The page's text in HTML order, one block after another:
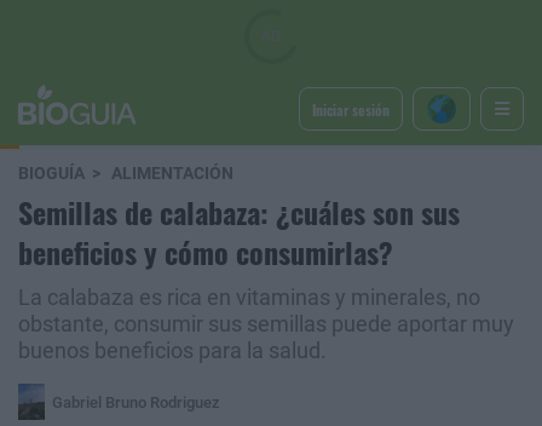
Iniciar sesión
BIOGUÍA ALIMENTACIÓN
Semillas de calabaza: ¿cuáles son sus
beneficios y cómo consumirlas?
La calabaza es rica en vitaminas y minerales, no
obstante, consumir sus semillas puede aportar muy
buenos beneficios para la salud.
Gabriel Bruno Rodriguez